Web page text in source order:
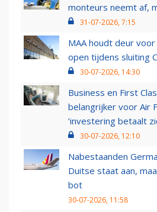
monteurs neemt af,
31-07-2026, 7:15
MAA houdt deur
open tijdens sluiting
30-07-2026, 14:30
Business en First
belangrijker voor Air
‘investering betaalt
30-07-2026, 12:10
Nabestaanden
Duitse staat aan,
bot
30-07-2026, 11:58